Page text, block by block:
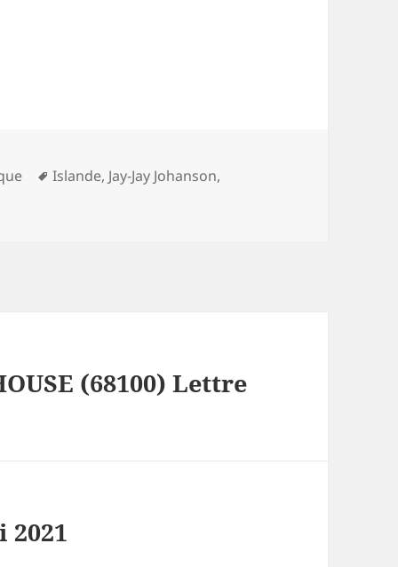
Mots-
Islande, Jay-Jay Johanson,
(68100) Lettre